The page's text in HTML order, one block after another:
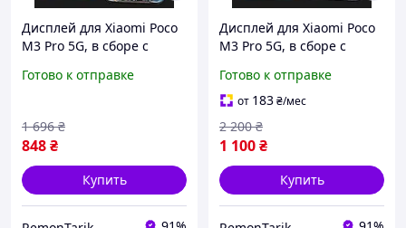
Дисплей для Xiaomi Poco
M3 Pro 5G, в сборе с
Original + набор
Готово к отправке
848₴
1 696 ₴
Купить
Дисплей для Xiaomi Poco
M3 Pro 5G, в сборе с
корпусе, Original + набор
инструментов
Готово к отправке
от 183₴/мес
1 100₴
2 200 ₴
Купить